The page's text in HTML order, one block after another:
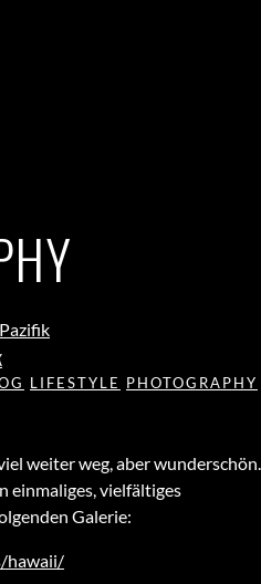
LIFESTYLE PHOTOGRAPHY
weiter weg, aber wunderschön.
einmaliges, vielfältiges
Galerie:
hawaii/